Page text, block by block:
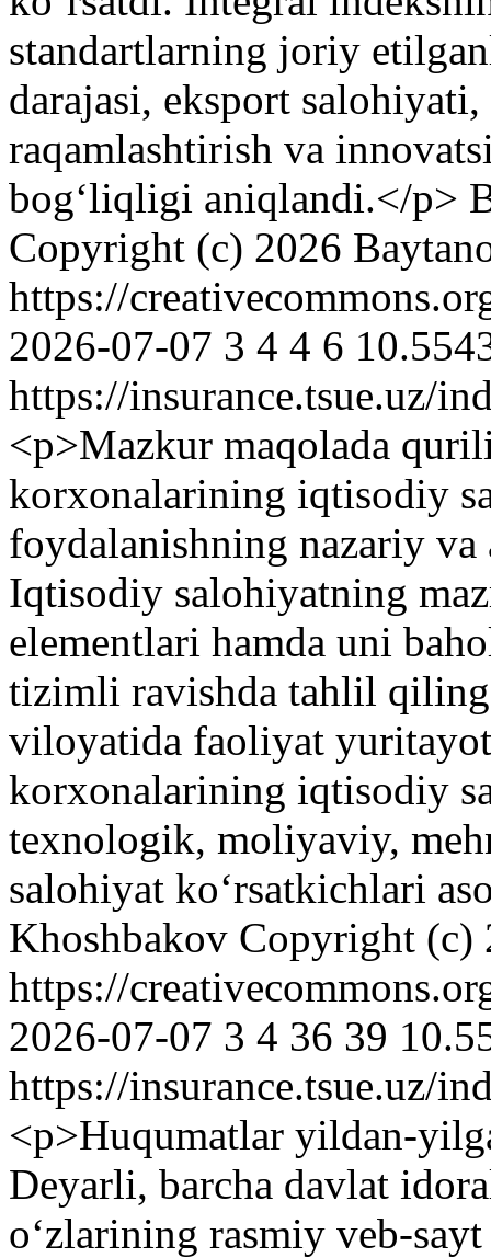
standartlarning joriy
darajasi, eksport
raqamlashtirish va
bogʻliqligi aniqlandi.</p>
Copyright (c) 2026
https://
2026-07-07 3 4 4 6
https://insurance.tsue.uz/
<p>Mazkur maqolada
korxonalarining iqtisodiy
foydalanishning nazariy
Iqtisodiy salohiyatning
elementlari hamda uni
tizimli ravishda tahlil
viloyatida faoliyat
korxonalarining iqtisodiy
texnologik, moliyaviy,
salohiyat ko‘rsatkichlari
Khoshbakov Copyright (c)
https://
2026-07-07 3 4 36 39
https://insurance.tsue.uz/
<p>Huqumatlar yildan-
Deyarli, barcha davlat
oʻzlarining rasmiy veb-